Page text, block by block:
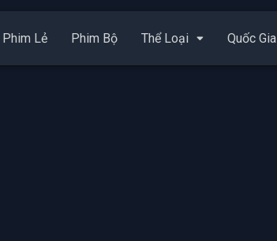
Phim Lẻ Phim Bộ Thể Loại Quốc Gia